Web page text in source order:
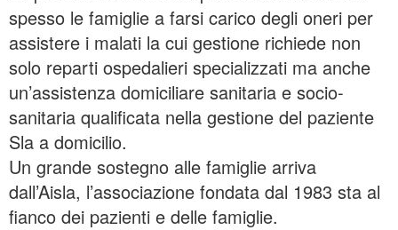
spesso le famiglie a farsi carico degli oneri per
assistere i malati la cui gestione richiede non
solo reparti ospedalieri specializzati ma anche
un’assistenza domiciliare sanitaria e socio-
sanitaria qualificata nella gestione del paziente
Sla a domicilio.
Un grande sostegno alle famiglie arriva
dall’Aisla, l’associazione fondata dal 1983 sta al
fianco dei pazienti e delle famiglie.